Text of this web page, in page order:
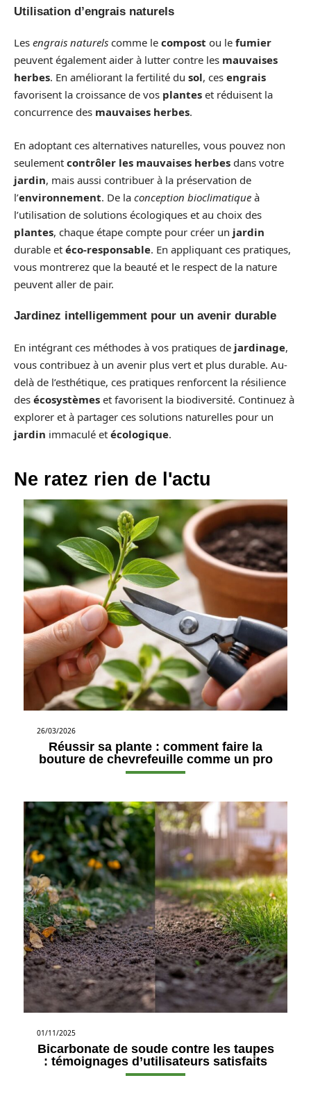
Utilisation d’engrais naturels
Les engrais naturels comme le compost ou le fumier
peuvent également aider à lutter contre les mauvaises
herbes. En améliorant la fertilité du sol, ces engrais
favorisent la croissance de vos plantes et réduisent la
concurrence des mauvaises herbes.
En adoptant ces alternatives naturelles, vous pouvez non
seulement contrôler les mauvaises herbes dans votre
jardin, mais aussi contribuer à la préservation de
l’environnement. De la conception bioclimatique à
l’utilisation de solutions écologiques et au choix des
plantes, chaque étape compte pour créer un jardin
durable et éco-responsable. En appliquant ces pratiques,
vous montrerez que la beauté et le respect de la nature
peuvent aller de pair.
Jardinez intelligemment pour un avenir durable
En intégrant ces méthodes à vos pratiques de jardinage,
vous contribuez à un avenir plus vert et plus durable. Au-
delà de l’esthétique, ces pratiques renforcent la résilience
des écosystèmes et favorisent la biodiversité. Continuez à
explorer et à partager ces solutions naturelles pour un
jardin immaculé et écologique.
Ne ratez rien de l'actu
26/03/2026
Réussir sa plante : comment faire la
bouture de chevrefeuille comme un pro
01/11/2025
Bicarbonate de soude contre les taupes
: témoignages d’utilisateurs satisfaits